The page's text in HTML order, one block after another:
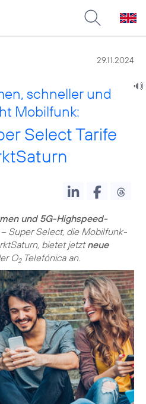
29.11.2024
schneller und
Mobilfunk:
Select Tarife
und 5G-Highspeed-
Super Select, die Mobilfunk-
bietet jetztneue
O2Telefónica an.